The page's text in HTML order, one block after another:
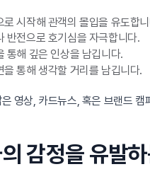
시작해 관객의 몰입을 유도합
반전으로 호기심을 자극합니다.
통해 깊은 인상을 남깁니다.
통해 생각할 거리를 남깁니다.
영상, 카드뉴스, 혹은 브랜드
감정을 유발